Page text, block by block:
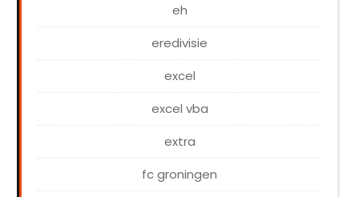
eh
eredivisie
excel
excel vba
extra
fc groningen